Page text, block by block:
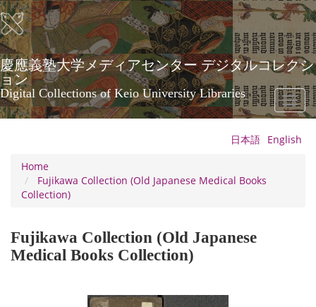
Skip
to
main
content
慶應義塾大学メディアセンター デジタルコレクシ
ョン
Digital Collections of Keio University Libraries
Toggle
日本語 English
Home
Fujikawa Collection (Old Japanese Medical Books
Collection)
Fujikawa Collection (Old Japanese
Medical Books Collection)